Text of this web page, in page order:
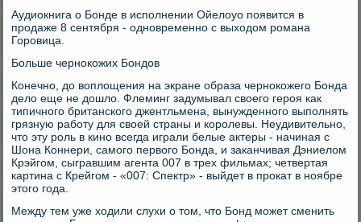
Аудиокнига о Бонде в исполнении Ойелоуо появится в
продаже 8 сентября - одновременно с выходом романа
Горовица.
Больше чернокожих Бондов
Конечно, до воплощения на экране образа чернокожего Бонда
дело еще не дошло. Флеминг задумывал своего героя как
типичного британского джентльмена, вынужденного выполнять
грязную работу для своей страны и королевы. Неудивительно,
что эту роль в кино всегда играли белые актеры - начиная с
Шона Коннери, самого первого Бонда, и заканчивая Дэниелом
Крэйгом, сыгравшим агента 007 в трех фильмах; четвертая
картина с Крейгом - «007: Спектр» - выйдет в прокат в ноябре
этого года.
Между тем уже ходили слухи о том, что Бонд может сменить